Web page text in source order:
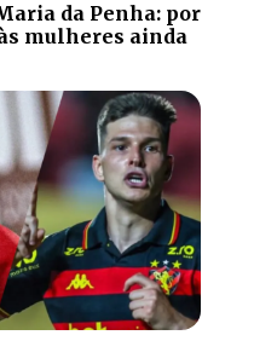
da Penha: por
mulheres ainda